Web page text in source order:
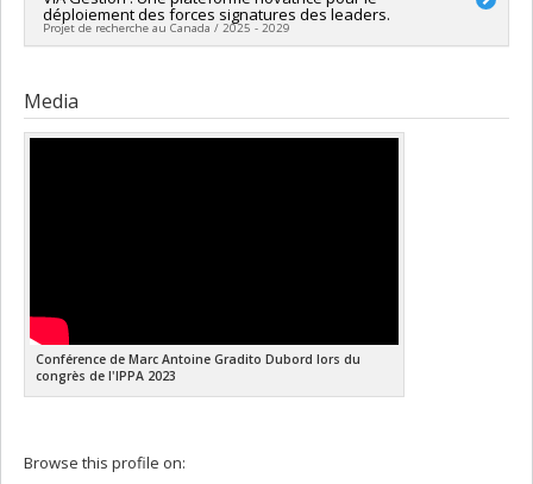
déploiement des forces signatures des leaders.
Projet de recherche au Canada / 2025 - 2029
Funding sources:
Société et culture (FQRSC)
Grant programs:PV113813-(NP) Soutien à la recherche pour la
Media
Conférence de Marc Antoine Gradito Dubord lors du
congrès de l'IPPA 2023
Browse this profile on: